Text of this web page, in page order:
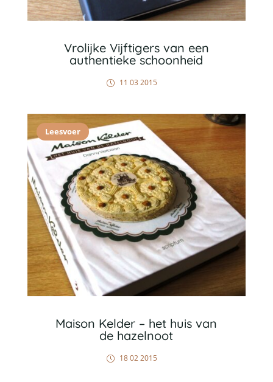
Vrolijke Vijftigers van een
authentieke schoonheid
11 03 2015
Leesvoer
Maison Kelder – het huis van
de hazelnoot
18 02 2015